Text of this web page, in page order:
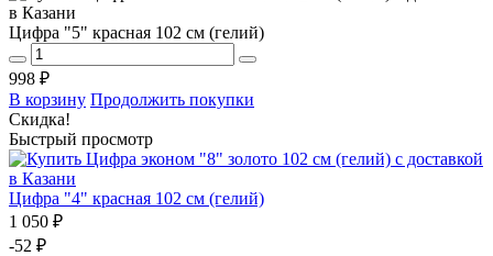
Цифра "5" красная 102 см (гелий)
998 ₽
В корзину Продолжить покупки
Скидка!
Быстрый просмотр
Цифра "4" красная 102 см (гелий)
1 050 ₽
-52 ₽